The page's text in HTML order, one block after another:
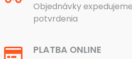
Objednávky
potvrdenia
PLATBA ONLINE